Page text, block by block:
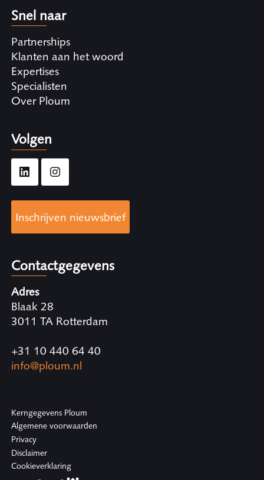
Snel naar
Partnerships
Klanten aan het woord
Expertises
Specialisten
Over Ploum
Volgen
Inschrijven nieuwsbrief
Contactgegevens
Adres
Blaak 28
3011 TA Rotterdam
+31 10 440 64 40
info@ploum.nl
Kerngegevens Ploum
Algemene voorwaarden
Privacy
Disclaimer
Cookieverklaring